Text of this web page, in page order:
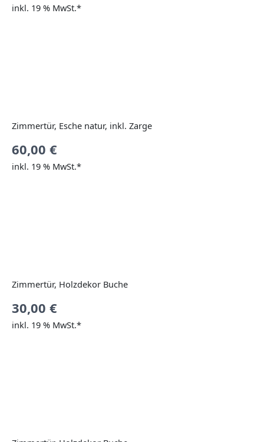
inkl. 19 % MwSt.*
Zimmertür, Esche natur, inkl. Zarge
60,00 €
inkl. 19 % MwSt.*
Zimmertür, Holzdekor Buche
30,00 €
inkl. 19 % MwSt.*